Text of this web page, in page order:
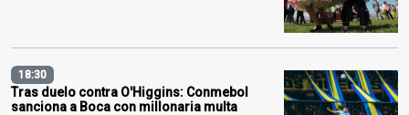
18:30
Tras duelo contra O'Higgins: Conmebol
sanciona a Boca con millonaria multa